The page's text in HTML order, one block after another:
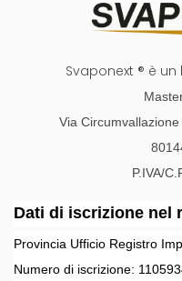
Svaponext ® è
Via
P.IVA/
Dati di iscrizione nel
Provincia Ufficio Registro
Numero di iscrizione: